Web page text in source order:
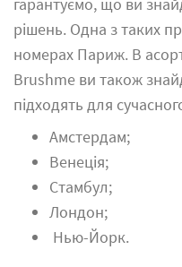
рішень. Одна з таких
номерах Париж. В
Brushme ви також
підходять для
Амстердам;
Венеція;
Стамбул;
Лондон;
Нью-Йорк.